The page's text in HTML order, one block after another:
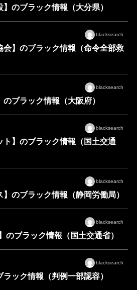
】のブラック情報（大分県）
blacksearch
会】のブラック情報（命令全部救
blacksearch
のブラック情報（大阪府）
blacksearch
ト】のブラック情報（国土交通
blacksearch
】のブラック情報（静岡労働局）
blacksearch
のブラック情報（国土交通省）
blacksearch
ラック情報（判例一部認容）